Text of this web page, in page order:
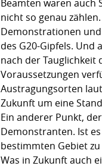
Beamten waren auch
nicht so genau
Demonstrationen
des G20-Gipfels. Und
nach der Tauglichkeit
Voraussetzungen
Austragungsorten
Zukunft um eine
Ein anderer Punkt,
Demonstranten. Ist
bestimmten Gebiet
Was in Zukunft auch